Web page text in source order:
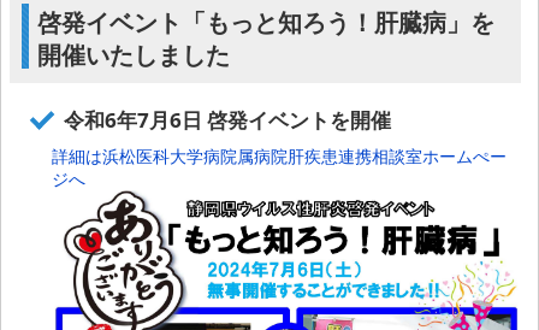
啓発イベント「もっと知ろう！肝臓病」を
開催いたしました
令和6年7月6日 啓発イベントを開催
詳細は浜松医科大学病院属病院肝疾患連携相談室ホームぺー
ジへ